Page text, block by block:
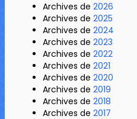
Archives de 2026
Archives de 2025
Archives de 2024
Archives de 2023
Archives de 2022
Archives de 2021
Archives de 2020
Archives de 2019
Archives de 2018
Archives de 2017